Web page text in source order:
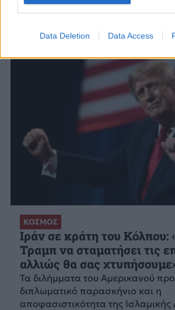
Data Deletion Data Access
ΣΧΕΤΙΚΑ ΑΡΘΡΑ
ΚΟΣΜΟΣ
Ιράν σε κράτη του Κόλπου:
Τραμπ να σταματήσει τις
αλλιώς θα σας
Τα διλήμματα του Αμερικανού
διπλωματικό παρασκήνιο και η
αποφασιστικότητα της